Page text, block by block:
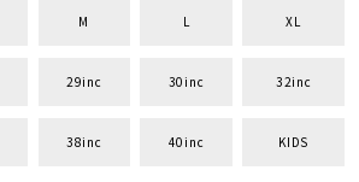
す
M L XL
29inc 30inc 32inc
38inc 40inc KIDS